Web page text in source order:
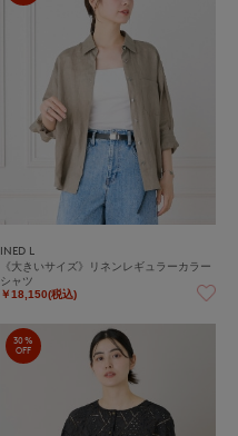
INED L
《大きいサイズ》リネンレギュラーカラー
シャツ
￥18,150(税込)
30%
OFF